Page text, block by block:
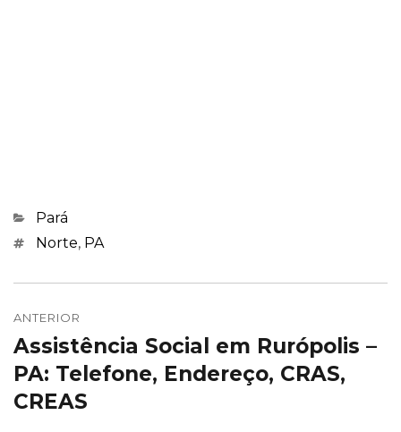
Categorias
Pará
Marcações
Norte, PA
de
Post
ANTERIOR
Post
anterior:
Assistência Social em Rurópolis –
PA: Telefone, Endereço, CRAS,
CREAS